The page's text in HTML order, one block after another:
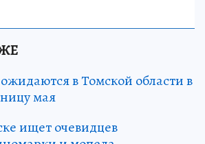
в Томской области в
мая
ищет очевидцев